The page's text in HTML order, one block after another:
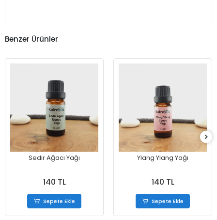
Benzer Ürünler
Sedir Ağacı Yağı
140 TL
Sepete Ekle
Ylang Ylang Yağı
140 TL
Sepete Ekle